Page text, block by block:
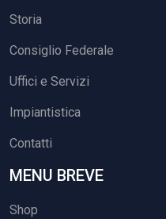
Storia
Consiglio Federale
Uffici e Servizi
Impiantistica
Contatti
MENU BREVE
Shop